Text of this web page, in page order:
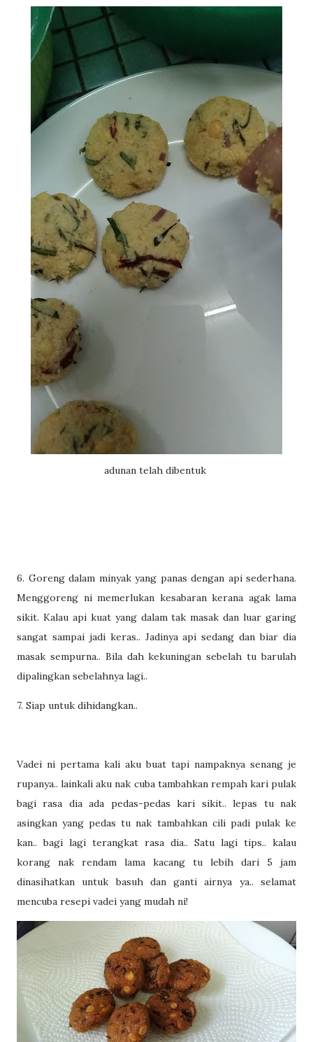
adunan telah dibentuk
6. Goreng dalam minyak yang panas dengan api sederhana.
Menggoreng ni memerlukan kesabaran kerana agak lama
sikit. Kalau api kuat yang dalam tak masak dan luar garing
sangat sampai jadi keras.. Jadinya api sedang dan biar dia
masak sempurna.. Bila dah kekuningan sebelah tu barulah
dipalingkan sebelahnya lagi..
7. Siap untuk dihidangkan..
Vadei ni pertama kali aku buat tapi nampaknya senang je
rupanya.. lainkali aku nak cuba tambahkan rempah kari pulak
bagi rasa dia ada pedas-pedas kari sikit.. lepas tu nak
asingkan yang pedas tu nak tambahkan cili padi pulak ke
kan.. bagi lagi terangkat rasa dia.. Satu lagi tips.. kalau
korang nak rendam lama kacang tu lebih dari 5 jam
dinasihatkan untuk basuh dan ganti airnya ya.. selamat
mencuba resepi vadei yang mudah ni!